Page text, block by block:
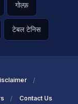
गोल्फ़
टेबल टेनिस
Contact Us